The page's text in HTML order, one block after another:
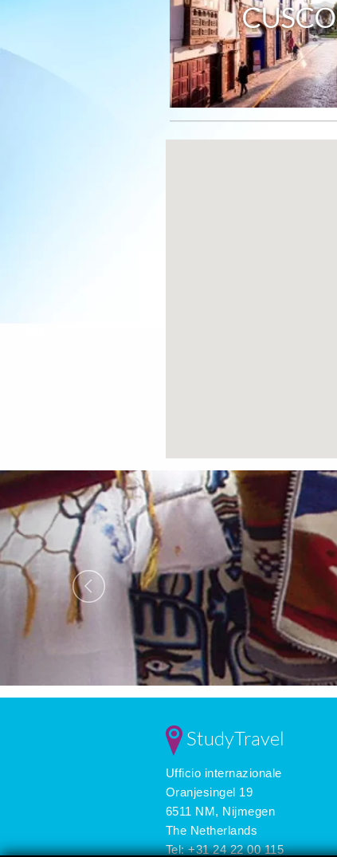
CUSCO
Previous
StudyTravel
Ufficio internazionale
Oranjesingel 19
6511 NM, Nijmegen
The Netherlands
Tel: +31 24 22 00 115